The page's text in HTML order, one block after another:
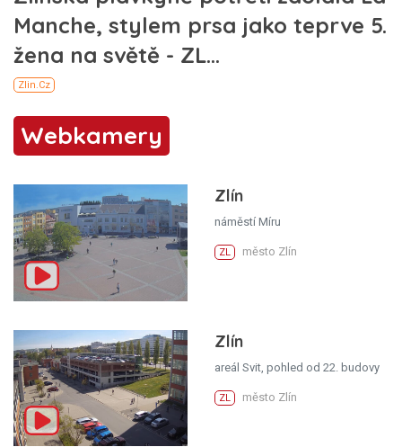
Webkamery
Zlín
náměstí Míru
ZL město Zlín
Zlín
areál Svit, pohled od 22. budovy
ZL město Zlín